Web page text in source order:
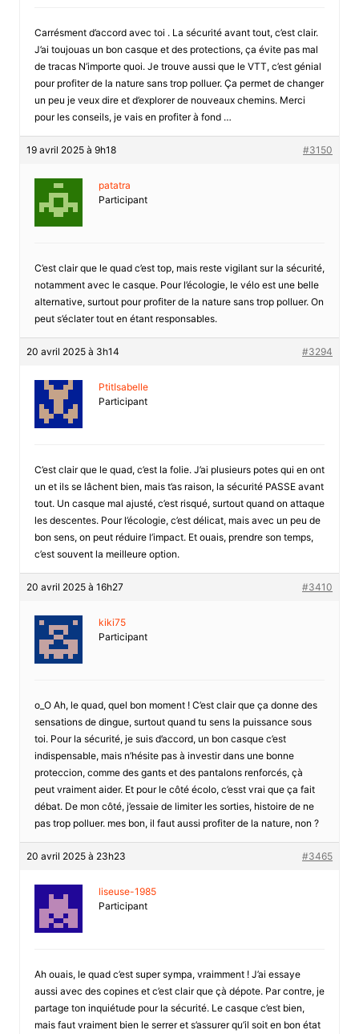
Carrésment d’accord avec toi . La sécurité avant tout, c’est clair.
J’ai toujouas un bon casque et des protections, ça évite pas mal
de tracas N’importe quoi. Je trouve aussi que le VTT, c’est génial
pour profiter de la nature sans trop polluer. Ça permet de changer
un peu je veux dire et d’explorer de nouveaux chemins. Merci
pour les conseils, je vais en profiter à fond …
19 avril 2025 à 9h18 #3150
patatra
Participant
C’est clair que le quad c’est top, mais reste vigilant sur la sécurité,
notamment avec le casque. Pour l’écologie, le vélo est une belle
alternative, surtout pour profiter de la nature sans trop polluer. On
peut s’éclater tout en étant responsables.
20 avril 2025 à 3h14 #3294
PtitIsabelle
Participant
C’est clair que le quad, c’est la folie. J’ai plusieurs potes qui en ont
un et ils se lâchent bien, mais t’as raison, la sécurité PASSE avant
tout. Un casque mal ajusté, c’est risqué, surtout quand on attaque
les descentes. Pour l’écologie, c’est délicat, mais avec un peu de
bon sens, on peut réduire l’impact. Et ouais, prendre son temps,
c’est souvent la meilleure option.
20 avril 2025 à 16h27 #3410
kiki75
Participant
o_O Ah, le quad, quel bon moment ! C’est clair que ça donne des
sensations de dingue, surtout quand tu sens la puissance sous
toi. Pour la sécurité, je suis d’accord, un bon casque c’est
indispensable, mais n’hésite pas à investir dans une bonne
proteccion, comme des gants et des pantalons renforcés, çà
peut vraiment aider. Et pour le côté écolo, c’esst vrai que ça fait
débat. De mon côté, j’essaie de limiter les sorties, histoire de ne
pas trop polluer. mes bon, il faut aussi profiter de la nature, non ?
20 avril 2025 à 23h23 #3465
liseuse-1985
Participant
Ah ouais, le quad c’est super sympa, vraimment ! J’ai essaye
aussi avec des copines et c’est clair que çà dépote. Par contre, je
partage ton inquiétude pour la sécurité. Le casque c’est bien,
mais faut vraiment bien le serrer et s’assurer qu’il soit en bon état